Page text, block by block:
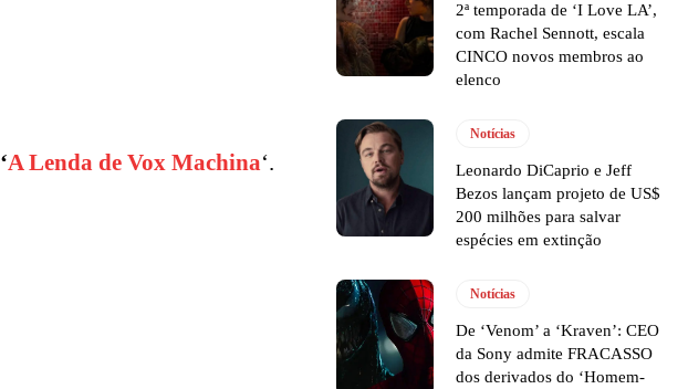
‘A Lenda de Vox Machina‘.
2ª temporada de ‘I Love LA’,
com Rachel Sennott, escala
CINCO novos membros ao
elenco
Notícias
Leonardo DiCaprio e Jeff
Bezos lançam projeto de US$
200 milhões para salvar
espécies em extinção
Notícias
De ‘Venom’ a ‘Kraven’: CEO
da Sony admite FRACASSO
dos derivados do ‘Homem-